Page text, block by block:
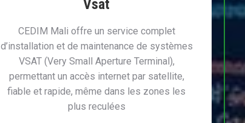
Vsat
CEDIM Mali offre un service complet
d’installation et de maintenance de systèmes
VSAT (Very Small Aperture Terminal),
permettant un accès internet par satellite,
fiable et rapide, même dans les zones les
plus reculées